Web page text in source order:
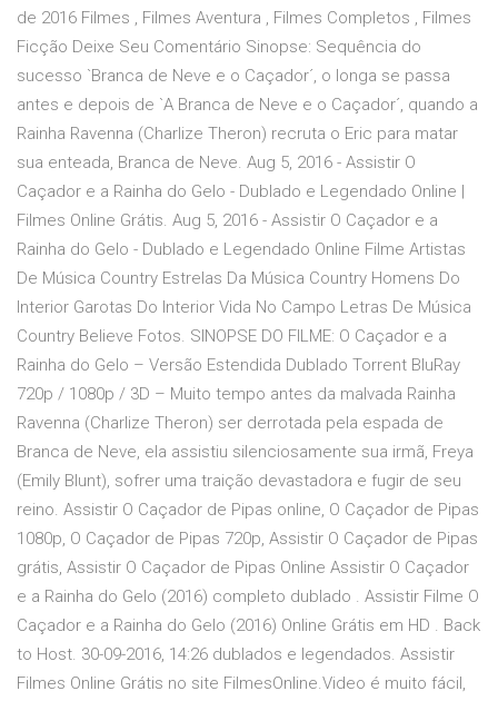
de 2016 Filmes , Filmes Aventura , Filmes Completos , Filmes
Ficção Deixe Seu Comentário Sinopse: Sequência do
sucesso `Branca de Neve e o Caçador´, o longa se passa
antes e depois de `A Branca de Neve e o Caçador´, quando a
Rainha Ravenna (Charlize Theron) recruta o Eric para matar
sua enteada, Branca de Neve. Aug 5, 2016 - Assistir O
Caçador e a Rainha do Gelo - Dublado e Legendado Online |
Filmes Online Grátis. Aug 5, 2016 - Assistir O Caçador e a
Rainha do Gelo - Dublado e Legendado Online Filme Artistas
De Música Country Estrelas Da Música Country Homens Do
Interior Garotas Do Interior Vida No Campo Letras De Música
Country Believe Fotos. SINOPSE DO FILME: O Caçador e a
Rainha do Gelo – Versão Estendida Dublado Torrent BluRay
720p / 1080p / 3D – Muito tempo antes da malvada Rainha
Ravenna (Charlize Theron) ser derrotada pela espada de
Branca de Neve, ela assistiu silenciosamente sua irmã, Freya
(Emily Blunt), sofrer uma traição devastadora e fugir de seu
reino. Assistir O Caçador de Pipas online, O Caçador de Pipas
1080p, O Caçador de Pipas 720p, Assistir O Caçador de Pipas
grátis, Assistir O Caçador de Pipas Online Assistir O Caçador
e a Rainha do Gelo (2016) completo dublado . Assistir Filme O
Caçador e a Rainha do Gelo (2016) Online Grátis em HD . Back
to Host. 30-09-2016, 14:26 dublados e legendados. Assistir
Filmes Online Grátis no site FilmesOnline.Video é muito fácil,